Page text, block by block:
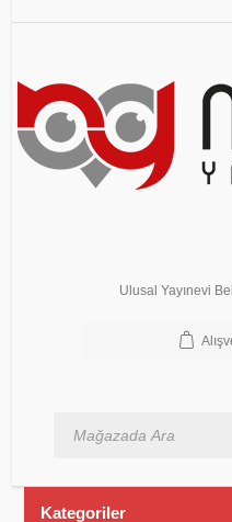
Ulusal Yayınevi
Kategoriler